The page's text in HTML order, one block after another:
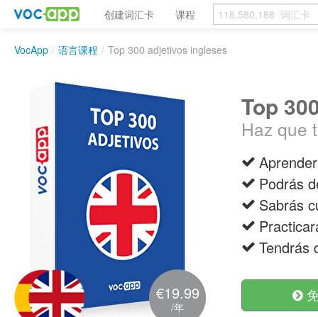
创建词汇卡 课程
VocApp / 语言课程 / Top 300 adjetivos ingleses
€19.99
/年
Top
Haz que
Podrás
Sabrás
Tendrás